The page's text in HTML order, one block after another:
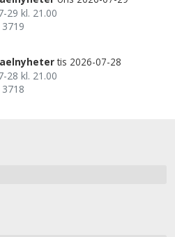
29 kl. 21.00
tis 2026-07-28
28 kl. 21.00